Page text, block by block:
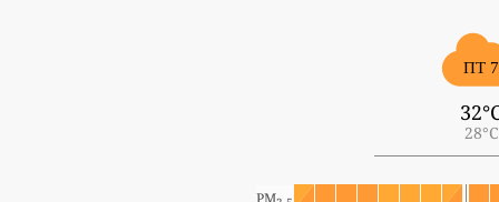
ПТ 7
28°C